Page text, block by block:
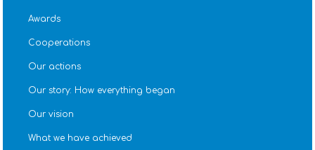
Awards
Cooperations
Our actions
Our story: How everything began
Our vision
What we have achieved